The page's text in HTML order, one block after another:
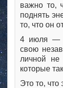
важно то,
поднять
то, что он
4 июля —
свою
личной не
которые
Это то,